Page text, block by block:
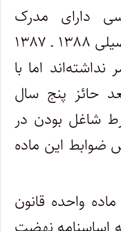
دارای مدرک
فوق‌دیپلم که تا پایان سال تحصیلی ۱۳۸۸ ـ ۱۳۸۷
اما با
حائز پنج سال
شاغل بودن در
ضوابط این ماده
تبصره (۳) ماده واحده قانون